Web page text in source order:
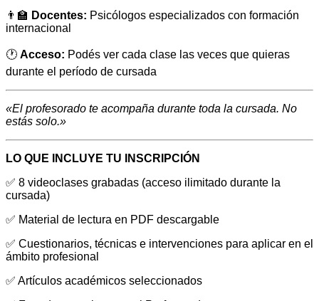
👨‍🏫 Docentes: Psicólogos especializados con formación
internacional
🕐 Acceso: Podés ver cada clase las veces que quieras
durante el período de cursada
«El profesorado te acompaña durante toda la cursada. No
estás solo.»
LO QUE INCLUYE TU INSCRIPCIÓN
✅ 8 videoclases grabadas (acceso ilimitado durante la
cursada)
✅ Material de lectura en PDF descargable
✅ Cuestionarios, técnicas e intervenciones para aplicar en el
ámbito profesional
✅ Artículos académicos seleccionados